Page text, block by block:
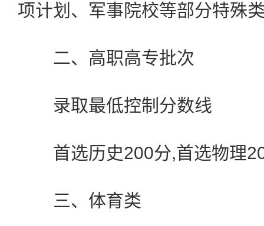
项计划、军事院校等部分特殊
二、高职高专批次
录取最低控制分数线
首选历史200分,首选物理
三、体育类